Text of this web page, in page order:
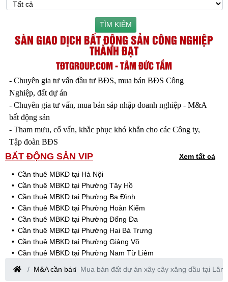
TÌM KIẾM
SÀN GIAO DỊCH BẤT ĐỘNG SẢN CÔNG NGHIỆP
THÀNH ĐẠT
TĐTGROUP.COM - TÂM ĐỨC TẦM
- Chuyên gia tư vấn đầu tư BĐS, mua bán BĐS Công
Nghiệp, đất dự án
- Chuyên gia tư vấn, mua bán sáp nhập doanh nghiệp - M&A
bất động sản
- Tham mưu, cố vấn, khắc phục khó khắn cho các Công ty,
Tập đoàn BĐS
BẤT ĐỘNG SẢN VIP Xem tất cả
Cần thuê MBKD tại Hà Nội
Cần thuê MBKD tại Phường Tây Hồ
Cần thuê MBKD tại Phường Ba Đình
Cần thuê MBKD tại Phường Hoàn Kiếm
Cần thuê MBKD tại Phường Đống Đa
Cần thuê MBKD tại Phường Hai Bà Trưng
Cần thuê MBKD tại Phường Giảng Võ
Cần thuê MBKD tại Phường Nam Từ Liêm
Cần thuê MBKD tại Phường Cầu Giấy
Cần thuê MBKD tại Phường Thanh Xuân
M&A cần bán Mua bán đất dự án xây cây xăng dầu tại